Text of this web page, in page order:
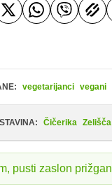
vegetarijanci vegani
Čičerika Zelišča
pusti zaslon prižgan